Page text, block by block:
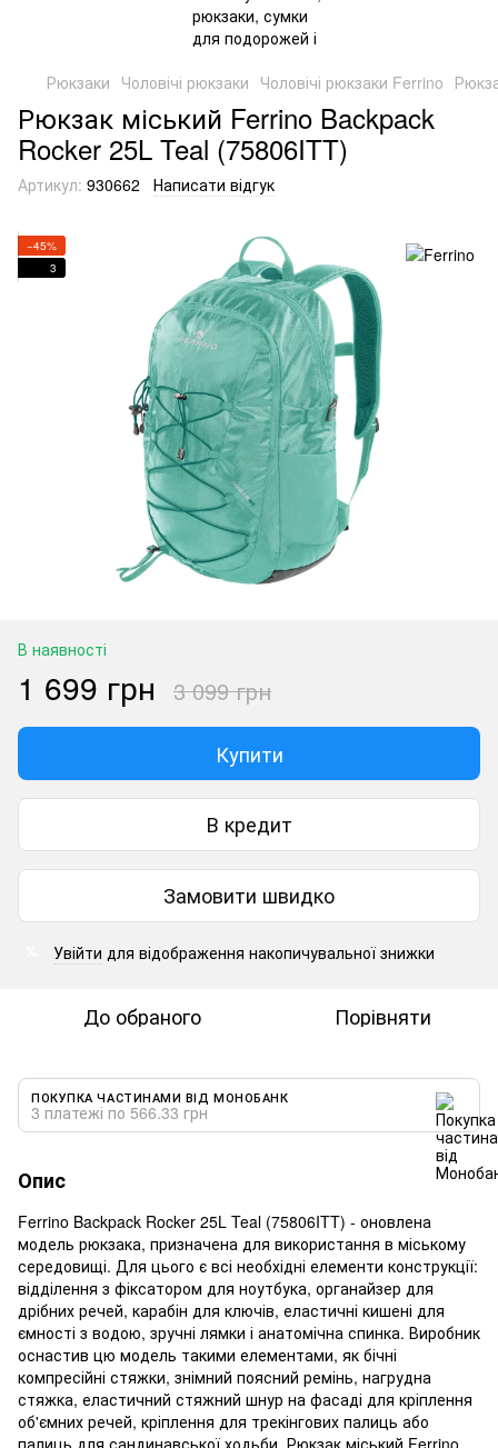
Рюкзаки Чоловічі рюкзаки Чоловічі рюкзаки Ferrino
Рюкзак міський Ferrino Backpack
Rocker 25L Teal (75806ITT)
Артикул: 930662 Написати відгук
−45%
3
В наявності
1 699 грн 3 099 грн
Купити
В кредит
Замовити швидко
Увійти для відображення накопичувальної знижки
До обраного Порівняти
ПОКУПКА ЧАСТИНАМИ ВІД МОНОБАНК
3 платежі по 566.33 грн
Опис
Ferrino Backpack Rocker 25L Teal (75806ITT) - оновлена
модель рюкзака, призначена для використання в міському
середовищі. Для цього є всі необхідні елементи конструкції:
відділення з фіксатором для ноутбука, органайзер для
дрібних речей, карабін для ключів, еластичні кишені для
ємності з водою, зручні лямки і анатомічна спинка. Виробник
оснастив цю модель такими елементами, як бічні
компресійні стяжки, знімний поясний ремінь, нагрудна
стяжка, еластичний стяжний шнур на фасаді для кріплення
об'ємних речей, кріплення для трекінгових палиць або
палиць для сандинавської ходьби. Рюкзак міський Ferrino